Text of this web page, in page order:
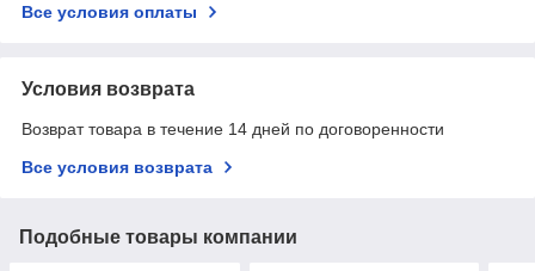
Все условия оплаты
Условия возврата
Возврат товара в течение 14 дней по договоренности
Все условия возврата
Подобные товары компании